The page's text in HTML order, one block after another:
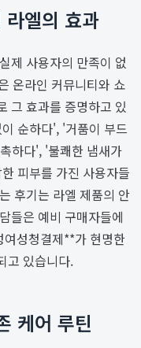
엘의 효과
제 사용자의 만족이 없
온라인 커뮤니티와 쇼
그 효과를 증명하고 있
순하다', '거품이 부드
하다', '불쾌한 냄새가
피부를 가진 사용자들
후기는 라엘 제품의 안
들은 예비 구매자들에
성청결제**가 현명한
고 있습니다.
케어 루틴